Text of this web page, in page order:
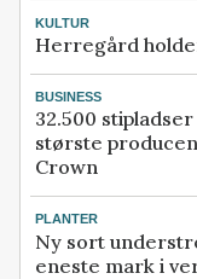
KULTUR
Herregård
BUSINESS
32.500
største
Crown
PLANTER
Ny sort
eneste mark i